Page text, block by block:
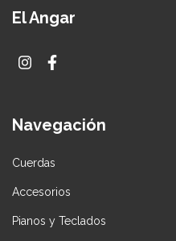
El Angar
Navegación
Cuerdas
Accesorios
Pianos y Teclados